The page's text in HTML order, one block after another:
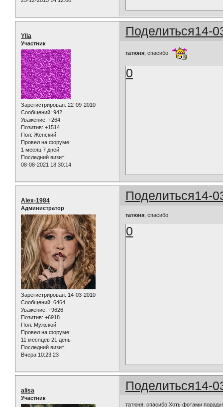
Поделиться14-
Ylia
Участник
Зарегистрирован: 22-09-2010
Сообщений: 942
Уважение: +264
Позитив: +1514
Пол: Женский
Провел на форуме:
1 месяц 7 дней
Последний визит:
08-08-2021 18:30:14
татюня , спасибо.
0
Поделиться14-
Alex-1984
Администратор
Зарегистрирован: 14-03-2010
Сообщений: 6464
Уважение: +9626
Позитив: +6918
Пол: Мужской
Провел на форуме:
11 месяцев 21 день
Последний визит:
Вчера 10:23:23
татюня , спасибо!
0
Поделиться14-
alisa
Участник
татюня, спасибо!Хоть фотами